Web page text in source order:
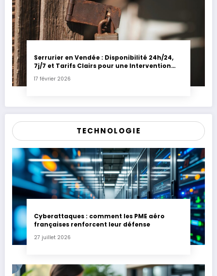
Serrurier en Vendée : Disponibilité 24h/24,
7j/7 et Tarifs Clairs pour une Intervention
17 février 2026
TECHNOLOGIE
Cyberattaques : comment les PME aéro
françaises renforcent leur défense
27 juillet 2026